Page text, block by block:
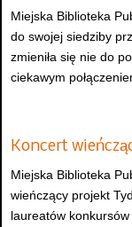
Miejska Biblioteka
do swojej siedziby
zmieniła się nie do
ciekawym
Koncert
Miejska Biblioteka
wieńczący projekt
laureatów